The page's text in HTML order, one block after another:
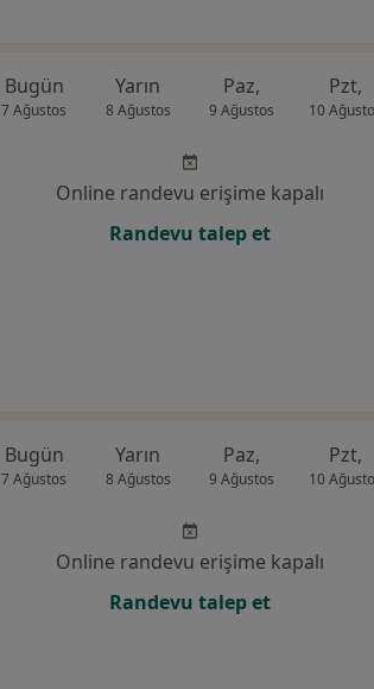
Bugün
7 Ağustos
Yarın
8 Ağustos
Paz,
9 Ağustos
Pzt,
10
Online randevu erişime kapalı
Randevu talep et
Bugün
7 Ağustos
Yarın
8 Ağustos
Paz,
9 Ağustos
Pzt,
10
Online randevu erişime kapalı
Randevu talep et